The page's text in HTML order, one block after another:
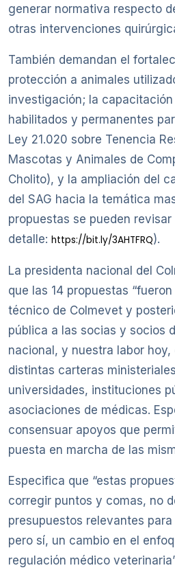
generar normativa respecto
otras intervenciones
También demandan el
protección a animales
investigación; la
habilitados y permanentes
Ley 21.020 sobre Tenencia
Mascotas y Animales de
Cholito), y la ampliación del
del SAG hacia la temática
propuestas se pueden revisar
detalle: https://bit.ly/3AHTFRQ).
La presidenta nacional del
que las 14 propuestas
técnico de Colmevet y
pública a las socias y socios
nacional, y nuestra labor
distintas carteras
universidades, instituciones
asociaciones de médicas.
consensuar apoyos que
puesta en marcha de las
Especifica que “estas
corregir puntos y comas, no
presupuestos relevantes
pero sí, un cambio en el
regulación médico